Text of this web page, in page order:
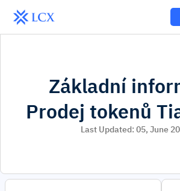
Základní
Prodej tokenů
Last Updated: 05, June